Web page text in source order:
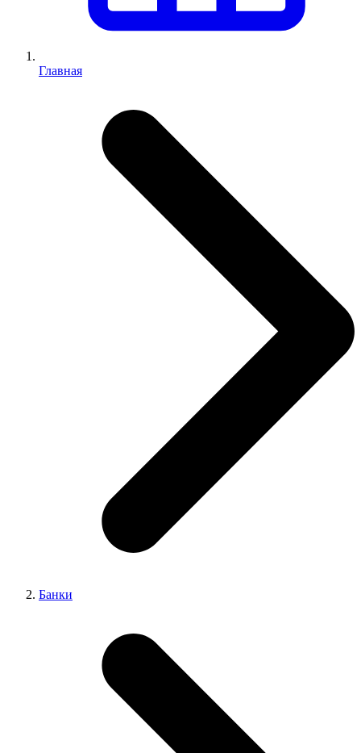
Главная
Банки